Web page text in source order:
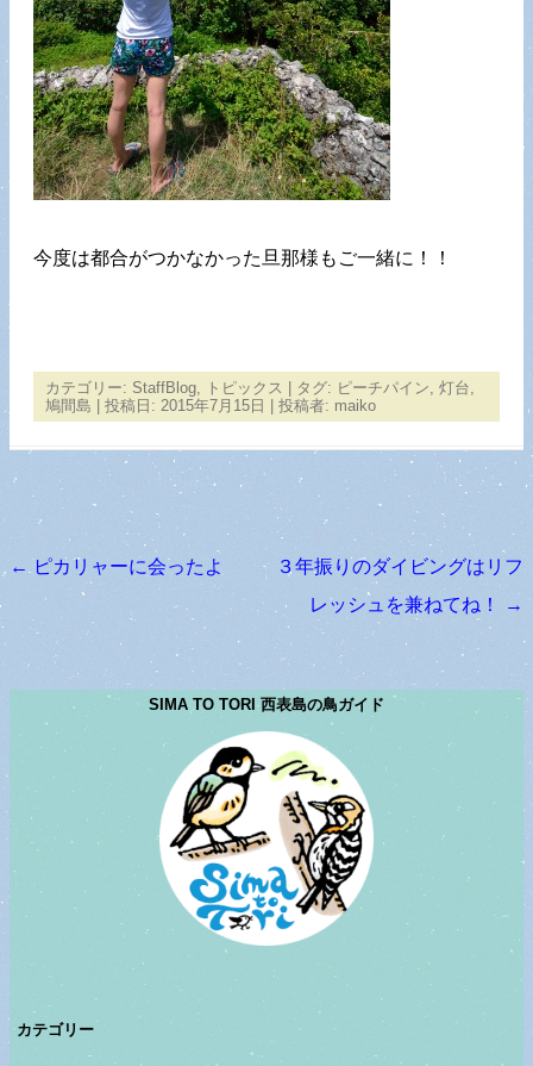
今度は都合がつかなかった旦那様もご一緒に！！
カテゴリー: StaffBlog, トピックス | タグ: ピーチパイン, 灯台,
鳩間島 | 投稿日: 2015年7月15日 投稿者: maiko
投稿ナビゲーション
← ピカリャーに会ったよ
３年振りのダイビングはリフ
レッシュを兼ねてね！
→
SIMA TO TORI 西表島の鳥ガイド
カテゴリー